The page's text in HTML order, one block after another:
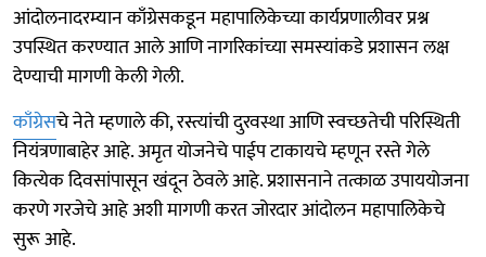
आंदोलनादरम्यान काँग्रेसकडून महापालिकेच्या कार्यप्रणालीवर प्रश्न
उपस्थित करण्यात आले आणि नागरिकांच्या समस्यांकडे प्रशासन लक्ष
देण्याची मागणी केली गेली.
काँग्रेसचे नेते म्हणाले की, रस्त्यांची दुरवस्था आणि स्वच्छतेची परिस्थिती
नियंत्रणाबाहेर आहे. अमृत योजनेचे पाईप टाकायचे म्हणून रस्ते गेले
कित्येक दिवसांपासून खंदून ठेवले आहे. प्रशासनाने तत्काळ उपाययोजना
करणे गरजेचे आहे अशी मागणी करत जोरदार आंदोलन महापालिकेचे
सुरू आहे.